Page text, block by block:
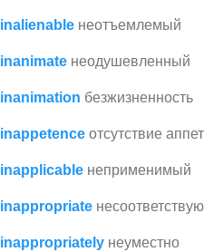
inalienable неотъемлемый
inanimate неодушевленный
inanimation безжизненность
inappetence отсутствие
inapplicable неприменимый
inappropriate
inappropriately неуместно